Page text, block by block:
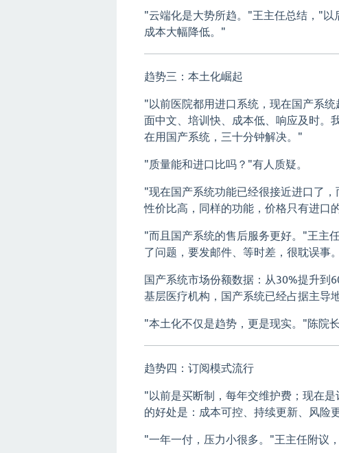
"云端化是大势所趋。"王主任总结，"以
成本大幅降低。"
趋势三：本土化崛起
"以前医院都用进口系统，现在国产系
面中文、培训快、成本低、响应及时。
在用国产系统，三十分钟解决。"
"质量能和进口比吗？"有人质疑。
"现在国产系统功能已经很接近进口了
性价比高，同样的功能，价格只有进口
"而且国产系统的售后服务更好。"王主
了问题，要发邮件、等时差，很耽误事
国产系统市场份额数据：从30%提升到
基层医疗机构，国产系统已经占据主导地
"本土化不仅是趋势，更是现实。"陈院
趋势四：订阅模式流行
"以前是买断制，每年交维护费；现在
的好处是：成本可控、持续更新、风险
"一年一付，压力小很多。"王主任附议